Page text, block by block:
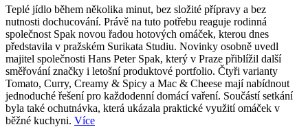
Teplé jídlo během několika minut, bez složité přípravy a bez
nutnosti dochucování. Právě na tuto potřebu reaguje rodinná
společnost Spak novou řadou hotových omáček, kterou dnes
představila v pražském Surikata Studiu. Novinky osobně uvedl
majitel společnosti Hans Peter Spak, který v Praze přiblížil další
směřování značky i letošní produktové portfolio. Čtyři varianty
Tomato, Curry, Creamy & Spicy a Mac & Cheese mají nabídnout
jednoduché řešení pro každodenní domácí vaření. Součástí setkání
byla také ochutnávka, která ukázala praktické využití omáček v
běžné kuchyni. Více